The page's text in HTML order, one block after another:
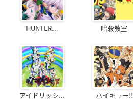
HUNTER... 暗殺教室
アイドリッシ... ハイキュー!!